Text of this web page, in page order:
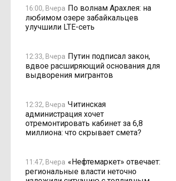
16:00, Вчера По волнам Арахлея: на
любимом озере забайкальцев
улучшили LTE-сеть
12:33, Вчера Путин подписал закон,
вдвое расширяющий основания для
выдворения мигрантов
12:32, Вчера Читинская
администрация хочет
отремонтировать кабинет за 6,8
миллиона: что скрывает смета?
11:47, Вчера «Нефтемаркет» отвечает:
региональные власти неточно